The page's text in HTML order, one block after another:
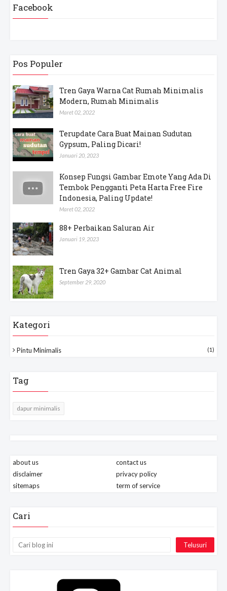
Facebook
Pos Populer
Tren Gaya Warna Cat Rumah Minimalis
Modern, Rumah Minimalis
Maret 02, 2022
Terupdate Cara Buat Mainan Sudutan
Gypsum, Paling Dicari!
Januari 20, 2023
Konsep Fungsi Gambar Emote Yang Ada Di
Tembok Pengganti Peta Harta Free Fire
Indonesia, Paling Update!
Maret 02, 2022
88+ Perbaikan Saluran Air
Januari 19, 2023
Tren Gaya 32+ Gambar Cat Animal
September 29, 2020
Kategori
Pintu Minimalis (1)
Tag
dapur minimalis
about us
contact us
disclaimer
privacy policy
sitemaps
term of service
Cari